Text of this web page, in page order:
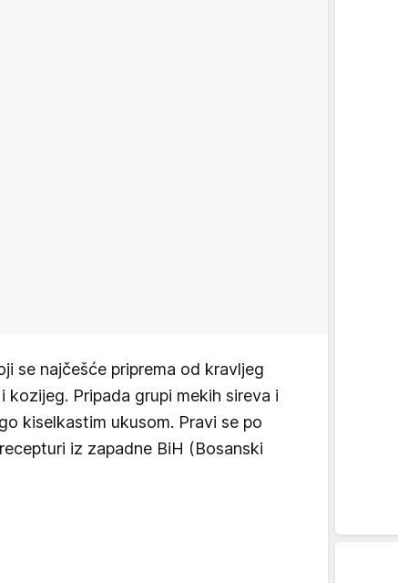
se najčešće priprema od kravljeg
kozijeg. Pripada grupi mekih sireva i
kiselkastim ukusom. Pravi se po
iz zapadne BiH (Bosanski